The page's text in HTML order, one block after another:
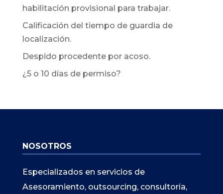
habilitación provisional para trabajar.
Calificación del tiempo de guardia de
localización.
Despido procedente por acoso.
¿5 o 10 días de permiso?
NOSOTROS
Especializados en servicios de
Asesoramiento, outsourcing, consultoría,